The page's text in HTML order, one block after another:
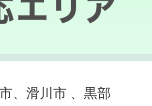
、滑川市 、黒部